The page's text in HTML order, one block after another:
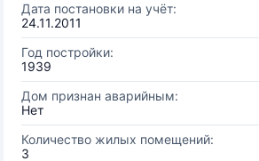
Дата постановки на учёт:
24.11.2011
Год постройки:
1939
Дом признан аварийным:
Нет
Количество жилых помещений:
3